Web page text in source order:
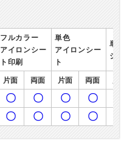
フルカラー
アイロンシー
ト印刷
単色
アイロンシー
ト
単
シ
片面 両面 片面 両面
〇 〇 〇 〇
〇 〇 〇 〇